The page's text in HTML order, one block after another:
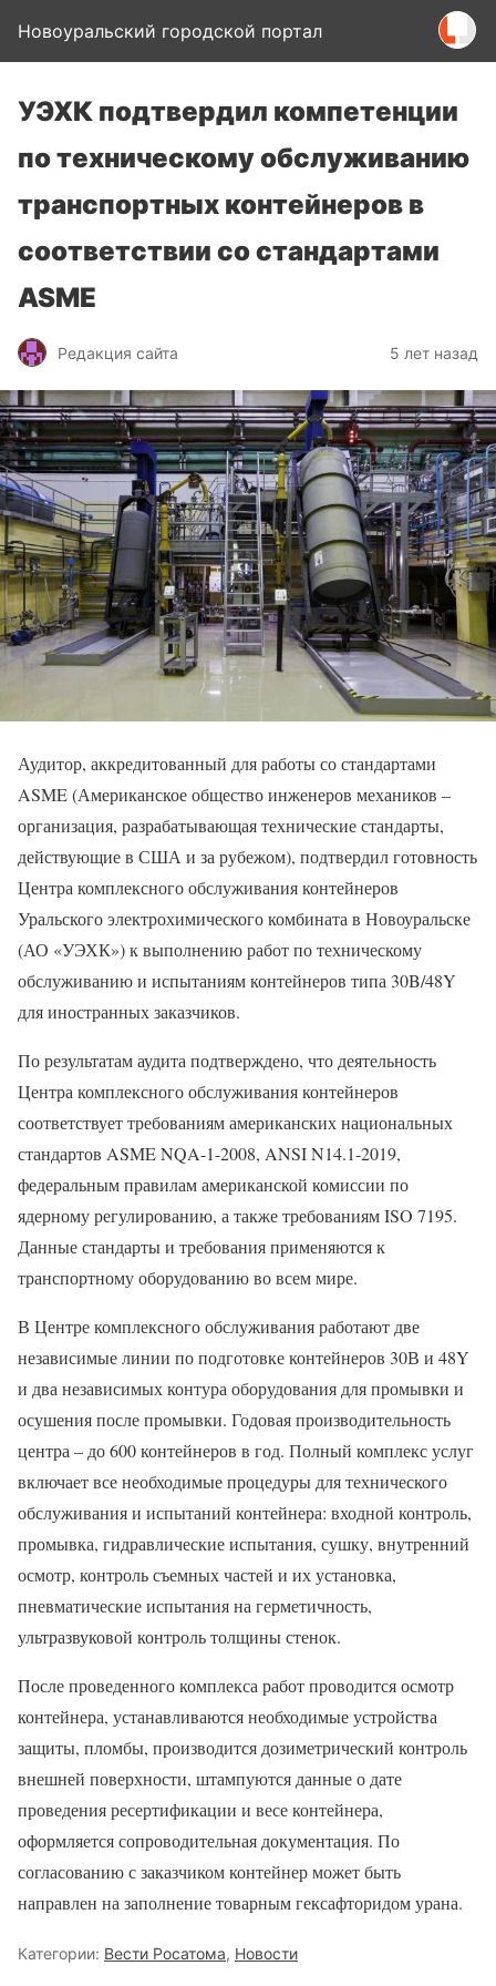
Новоуральский городской портал
УЭХК подтвердил компетенции
по техническому обслуживанию
транспортных контейнеров в
соответствии со стандартами
ASME
Редакция сайта 5 лет назад
Аудитор, аккредитованный для работы со стандартами
ASME (Американское общество инженеров механиков –
организация, разрабатывающая технические стандарты,
действующие в США и за рубежом), подтвердил готовность
Центра комплексного обслуживания контейнеров
Уральского электрохимического комбината в Новоуральске
(АО «УЭХК») к выполнению работ по техническому
обслуживанию и испытаниям контейнеров типа 30B/48Y
для иностранных заказчиков.
По результатам аудита подтверждено, что деятельность
Центра комплексного обслуживания контейнеров
соответствует требованиям американских национальных
стандартов ASME NQA-1-2008, ANSI N14.1-2019,
федеральным правилам американской комиссии по
ядерному регулированию, а также требованиям ISO 7195.
Данные стандарты и требования применяются к
транспортному оборудованию во всем мире.
В Центре комплексного обслуживания работают две
независимые линии по подготовке контейнеров 30В и 48Y
и два независимых контура оборудования для промывки и
осушения после промывки. Годовая производительность
центра – до 600 контейнеров в год. Полный комплекс услуг
включает все необходимые процедуры для технического
обслуживания и испытаний контейнера: входной контроль,
промывка, гидравлические испытания, сушку, внутренний
осмотр, контроль съемных частей и их установка,
пневматические испытания на герметичность,
ультразвуковой контроль толщины стенок.
После проведенного комплекса работ проводится осмотр
контейнера, устанавливаются необходимые устройства
защиты, пломбы, производится дозиметрический контроль
внешней поверхности, штампуются данные о дате
проведения ресертификации и весе контейнера,
оформляется сопроводительная документация. По
согласованию с заказчиком контейнер может быть
направлен на заполнение товарным гексафторидом урана.
Категории: Вести Росатома, Новости